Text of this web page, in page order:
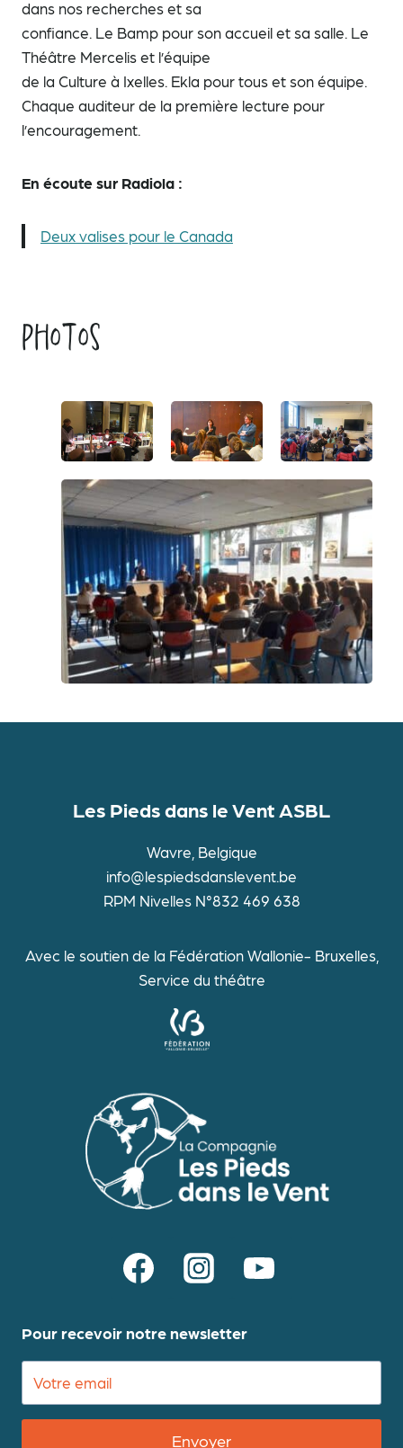
dans nos recherches et sa
confiance. Le Bamp pour son accueil et sa salle. Le
Théâtre Mercelis et l’équipe
de la Culture à Ixelles. Ekla pour tous et son équipe.
Chaque auditeur de la première lecture pour
l’encouragement.
En écoute sur Radiola :
Deux valises pour le Canada
Photos
Les Pieds dans le Vent ASBL
Wavre, Belgique
info@lespiedsdanslevent.be
RPM Nivelles N°832 469 638
Avec le soutien de la Fédération Wallonie- Bruxelles,
Service du théâtre
Pour recevoir notre newsletter
Envoyer